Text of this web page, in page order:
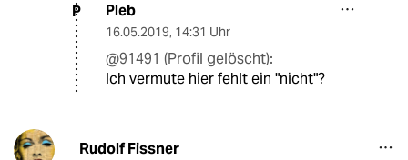
P Pleb
16.05.2019, 14:31 Uhr
@91491 (Profil gelöscht):
Ich vermute hier fehlt ein "nicht"?
Rudolf Fissner